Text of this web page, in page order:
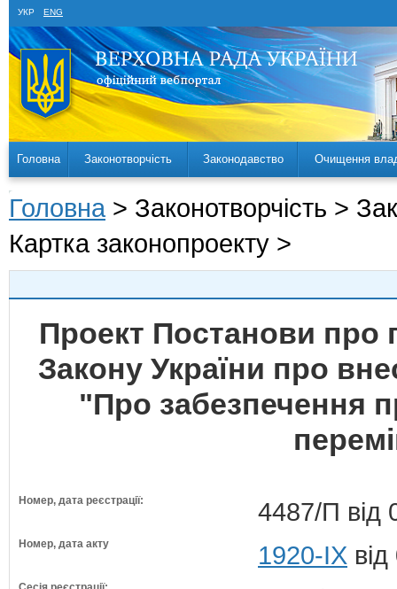
УКР ENG
Головна Законотворчість Законодавство Очищення
Головна > Законотворчість >
Картка законопроекту >
Проект Постанови про
Закону України про
"Про забезпечення
Номер, дата реєстрації: 4487/П від
Номер, дата акту 1920-IX